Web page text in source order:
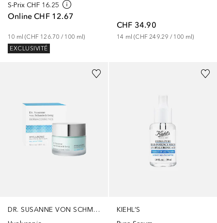
S-Prix CHF 16.25
Online CHF 12.67
10 ml (CHF 126.70 / 100 ml)
EXCLUSIVITÉ
CHF 34.90
14 ml (CHF 249.29 / 100 ml)
DR. SUSANNE VON SCHMIEDEBERG
KIEHL’S